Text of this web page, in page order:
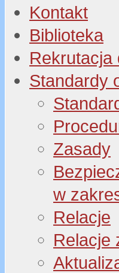
Kontakt
Biblioteka
Rekrutacja
Standardy
Zasady
w
Relacje
Relacje